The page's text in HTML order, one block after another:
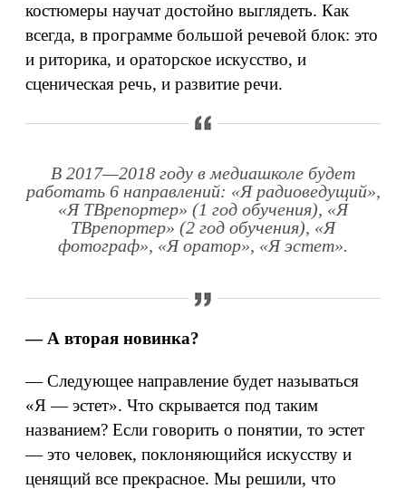
костюмеры научат достойно выглядеть. Как
всегда, в программе большой речевой блок: это
и риторика, и ораторское искусство, и
сценическая речь, и развитие речи.
В 2017—2018 году в медиашколе будет
работать 6 направлений: «Я радиоведущий»,
«Я ТВрепортер» (1 год обучения), «Я
ТВрепортер» (2 год обучения), «Я
фотограф», «Я оратор», «Я эстет».
— А вторая новинка?
— Следующее направление будет называться
«Я — эстет». Что скрывается под таким
названием? Если говорить о понятии, то эстет
— это человек, поклоняющийся искусству и
ценящий все прекрасное. Мы решили, что